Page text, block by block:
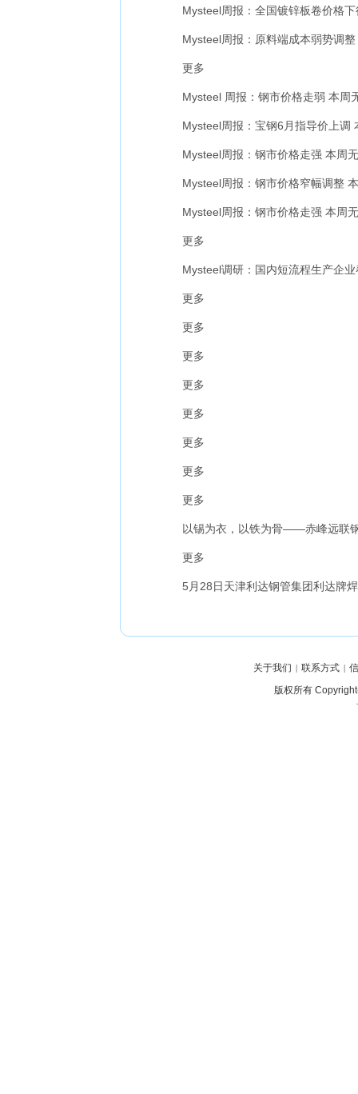
Mysteel周报：全国镀锌板卷价格下
Mysteel周报：原料端成本弱势调整
更多
Mysteel 周报：钢市价格走弱 本周
Mysteel周报：宝钢6月指导价上调
Mysteel周报：钢市价格走强 本周无
Mysteel周报：钢市价格窄幅调整 本
Mysteel周报：钢市价格走强 本周无
更多
Mysteel调研：国内短流程生产企业
更多
更多
更多
更多
更多
更多
更多
更多
以锡为衣，以铁为骨——赤峰远联钢
更多
5月28日天津利达钢管集团利达牌焊
关于我们 | 联系方式 |
版权所有